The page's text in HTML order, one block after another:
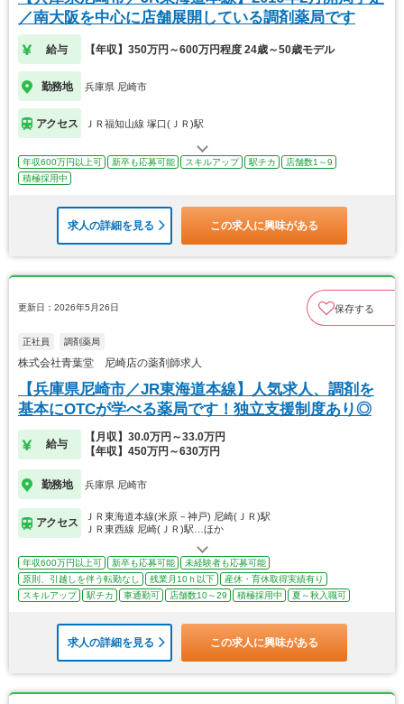
／南大阪を中心に店舗展開している調剤薬局です
給与 【年収】350万円～600万円程度 24歳～50歳モデル
勤務地 兵庫県 尼崎市
アクセス ＪＲ福知山線 塚口(ＪＲ)駅
年収600万円以上可 新卒も応募可能 スキルアップ 駅チカ
店舗数1～9
積極採用中
求人の詳細を見る この求人に興味がある
更新日：2026年5月26日 保存する
正社員 調剤薬局
株式会社青葉堂 尼崎店の薬剤師求人
【兵庫県尼崎市／JR東海道本線】人気求人、調剤を
基本にOTCが学べる薬局です！独立支援制度あり◎
給与
【月収】30.0万円～33.0万円
【年収】450万円～630万円
勤務地 兵庫県 尼崎市
アクセス
ＪＲ東海道本線(米原－神戸) 尼崎(ＪＲ)駅
ＪＲ東西線 尼崎(ＪＲ)駅…ほか
年収600万円以上可 新卒も応募可能
未経験者も応募可能
原則、引越しを伴う転勤なし
残業月10ｈ以下
産休・育休取得実績有り
スキルアップ
駅チカ 車通勤可 店舗数10～29 積極採用中 夏～秋入職可
求人の詳細を見る この求人に興味がある